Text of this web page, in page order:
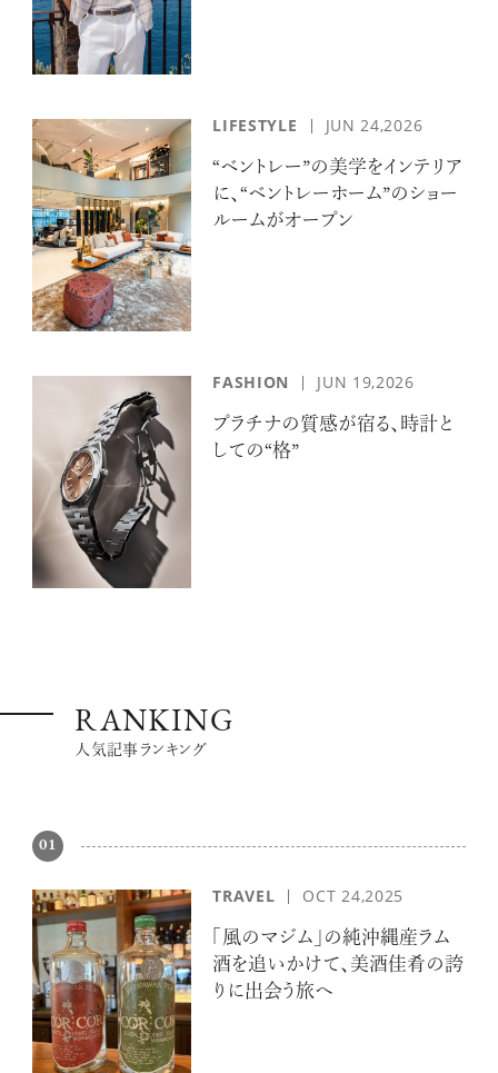
LIFESTYLE JUN 24,2026
“ベントレー”の美学をインテリア
に、“ベントレーホーム”のショー
ルームがオープン
FASHION JUN 19,2026
プラチナの質感が宿る、時計と
しての“格”
RANKING
人気記事ランキング
01
TRAVEL OCT 24,2025
「風のマジム」の純沖縄産ラム
酒を追いかけて、美酒佳肴の誇
りに出会う旅へ